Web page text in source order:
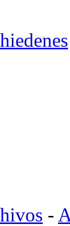
-